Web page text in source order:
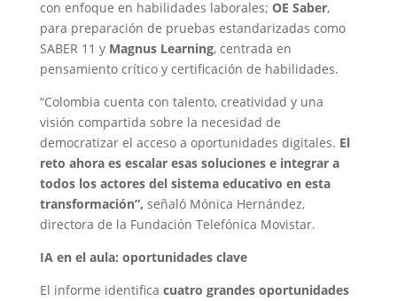
con enfoque en habilidades laborales; OE Saber,
para preparación de pruebas estandarizadas como
SABER 11 y Magnus Learning, centrada en
pensamiento crítico y certificación de habilidades.
“Colombia cuenta con talento, creatividad y una
visión compartida sobre la necesidad de
democratizar el acceso a oportunidades digitales. El
reto ahora es escalar esas soluciones e integrar a
todos los actores del sistema educativo en esta
transformación”, señaló Mónica Hernández,
directora de la Fundación Telefónica Movistar.
IA en el aula: oportunidades clave
El informe identifica cuatro grandes oportunidades